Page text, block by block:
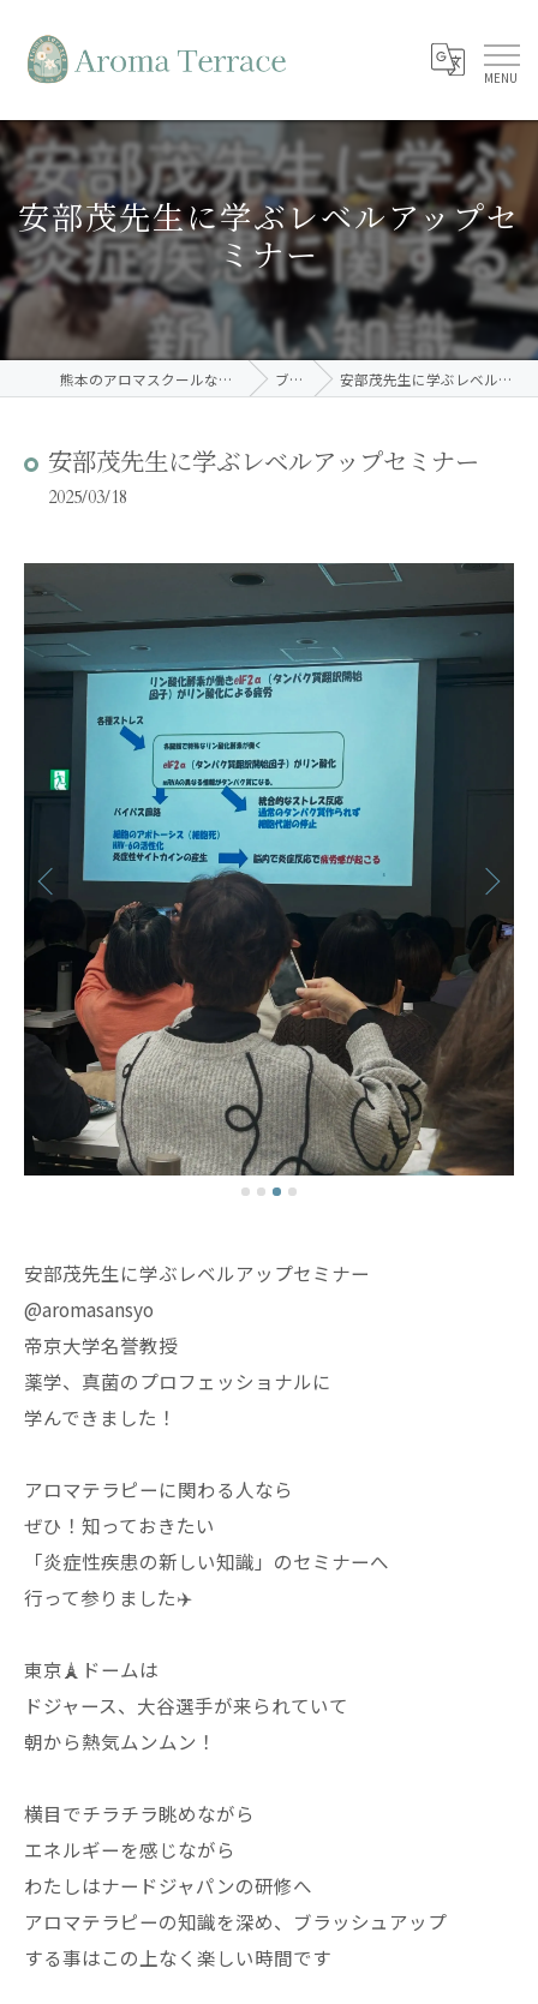
安部茂先生に学ぶレベルアップセ
ミナー
熊本のアロマスクールならAroma Terrace ブログ 安部茂先生に学ぶレベルアップセミナー
安部茂先生に学ぶレベルアップセミナー
2025/03/18
安部茂先生に学ぶレベルアップセミナー
@aromasansyo
帝京大学名誉教授
薬学、真菌のプロフェッショナルに
学んできました！
アロマテラピーに関わる人なら
ぜひ！知っておきたい
「炎症性疾患の新しい知識」のセミナーへ
行って参りました✈️
東京🗼ドームは
ドジャース、大谷選手が来られていて
朝から熱気ムンムン！
横目でチラチラ眺めながら
エネルギーを感じながら
わたしはナードジャパンの研修へ
アロマテラピーの知識を深め、ブラッシュアップ
する事はこの上なく楽しい時間です